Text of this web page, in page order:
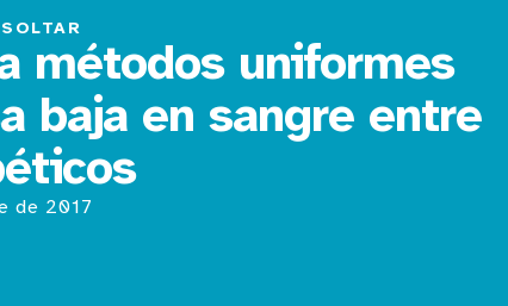
métodos uniformes
baja en sangre entre
de 2017